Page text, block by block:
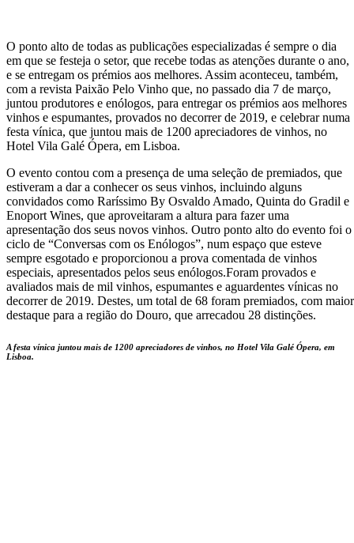
O ponto alto de todas as publicações especializadas é sempre o dia
em que se festeja o setor, que recebe todas as atenções durante o ano,
e se entregam os prémios aos melhores. Assim aconteceu, também,
com a revista Paixão Pelo Vinho que, no passado dia 7 de março,
juntou produtores e enólogos, para entregar os prémios aos melhores
vinhos e espumantes, provados no decorrer de 2019, e celebrar numa
festa vínica, que juntou mais de 1200 apreciadores de vinhos, no
Hotel Vila Galé Ópera, em Lisboa.
O evento contou com a presença de uma seleção de premiados, que
estiveram a dar a conhecer os seus vinhos, incluindo alguns
convidados como Raríssimo By Osvaldo Amado, Quinta do Gradil e
Enoport Wines, que aproveitaram a altura para fazer uma
apresentação dos seus novos vinhos. Outro ponto alto do evento foi o
ciclo de “Conversas com os Enólogos”, num espaço que esteve
sempre esgotado e proporcionou a prova comentada de vinhos
especiais, apresentados pelos seus enólogos.Foram provados e
avaliados mais de mil vinhos, espumantes e aguardentes vínicas no
decorrer de 2019. Destes, um total de 68 foram premiados, com maior
destaque para a região do Douro, que arrecadou 28 distinções.
A festa vínica juntou mais de 1200 apreciadores de vinhos, no Hotel Vila Galé Ópera, em
Lisboa.